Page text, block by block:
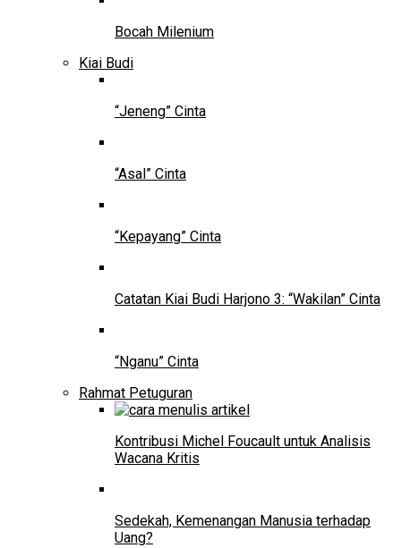
Bocah Milenium
Kiai Budi
“Jeneng” Cinta
“Asal” Cinta
“Kepayang” Cinta
Catatan Kiai Budi Harjono 3: “Wakilan” Cinta
“Nganu” Cinta
Rahmat Petuguran
Kontribusi Michel Foucault untuk Analisis
Wacana Kritis
Sedekah, Kemenangan Manusia terhadap
Uang?